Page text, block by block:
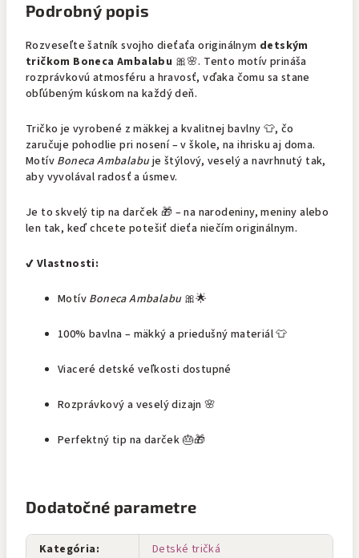
Podrobný popis
Rozveseľte šatník svojho dieťaťa originálnym detským
tričkom Boneca Ambalabu 🎀🌸. Tento motív prináša
rozprávkovú atmosféru a hravosť, vďaka čomu sa stane
obľúbeným kúskom na každý deň.
Tričko je vyrobené z mäkkej a kvalitnej bavlny 👕, čo
zaručuje pohodlie pri nosení – v škole, na ihrisku aj doma.
Motív Boneca Ambalabuje štýlový, veselý a navrhnutý tak,
aby vyvolával radosť a úsmev.
Je to skvelý tip na darček 🎁 – na narodeniny, meniny alebo
len tak, keď chcete potešiť dieťa niečím originálnym.
✔️ Vlastnosti:
Motív Boneca Ambalabu🎀🌟
100% bavlna – mäkký a priedušný materiál 👕
Viaceré detské veľkosti dostupné
Rozprávkový a veselý dizajn 🌸
Perfektný tip na darček 🎂🎁
Dodatočné parametre
Kategória: Detské tričká